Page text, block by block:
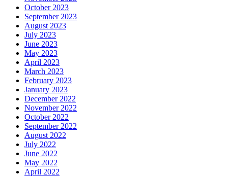
October 2023
September 2023
August 2023
July 2023
June 2023
May 2023
April 2023
March 2023
February 2023
January 2023
December 2022
November 2022
October 2022
September 2022
August 2022
July 2022
June 2022
May 2022
April 2022